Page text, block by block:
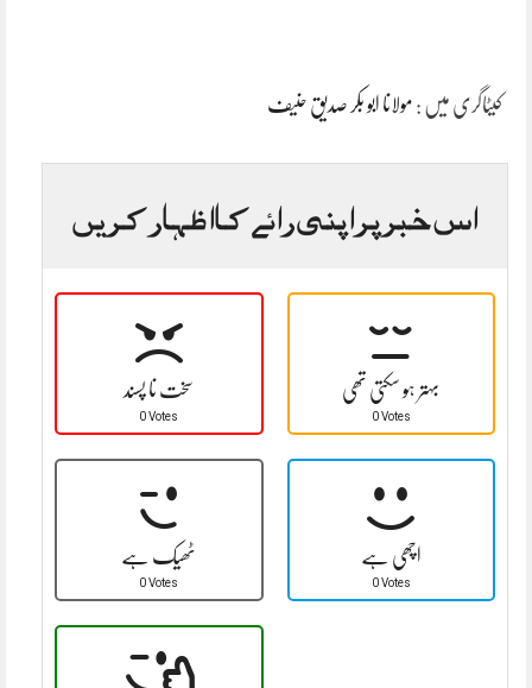
کیٹاگری میں : مولانا ابو بکر صدیق حنیف
اس خبر پر اپنی رائے کا اظہار کریں
سخت نا پسند
0 Votes
بہتر ہو سکتی تھی
0 Votes
ٹھیک ہے
0 Votes
اچھی ہے
0 Votes